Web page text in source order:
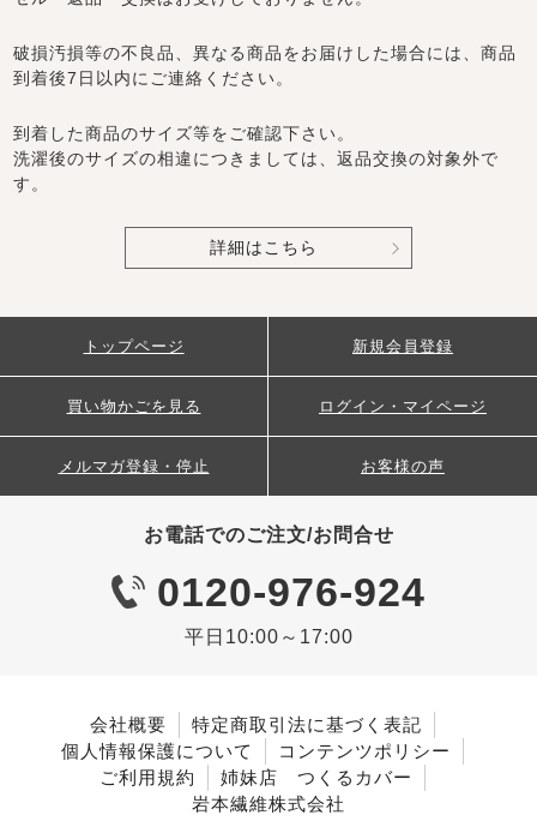
破損汚損等の不良品、異なる商品をお届けした場合には、商品
到着後7日以内にご連絡ください。
到着した商品のサイズ等をご確認下さい。
洗濯後のサイズの相違につきましては、返品交換の対象外で
す。
詳細はこちら
お電話でのご注文/お問合せ
0120-976-924
平日10:00～17:00
トップページ 新規会員登録
買い物かごを見る ログイン・マイページ
メルマガ登録・停止 お客様の声
会社概要
特定商取引法に基づく表記
個人情報保護について
コンテンツポリシー
ご利用規約
姉妹店 つくるカバー
岩本繊維株式会社